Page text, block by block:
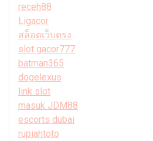
receh88
Ligacor
สล็อตเว็บตรง
slot gacor777
batman365
dogelexus
link slot
masuk JDM88
escorts dubai
rupiahtoto